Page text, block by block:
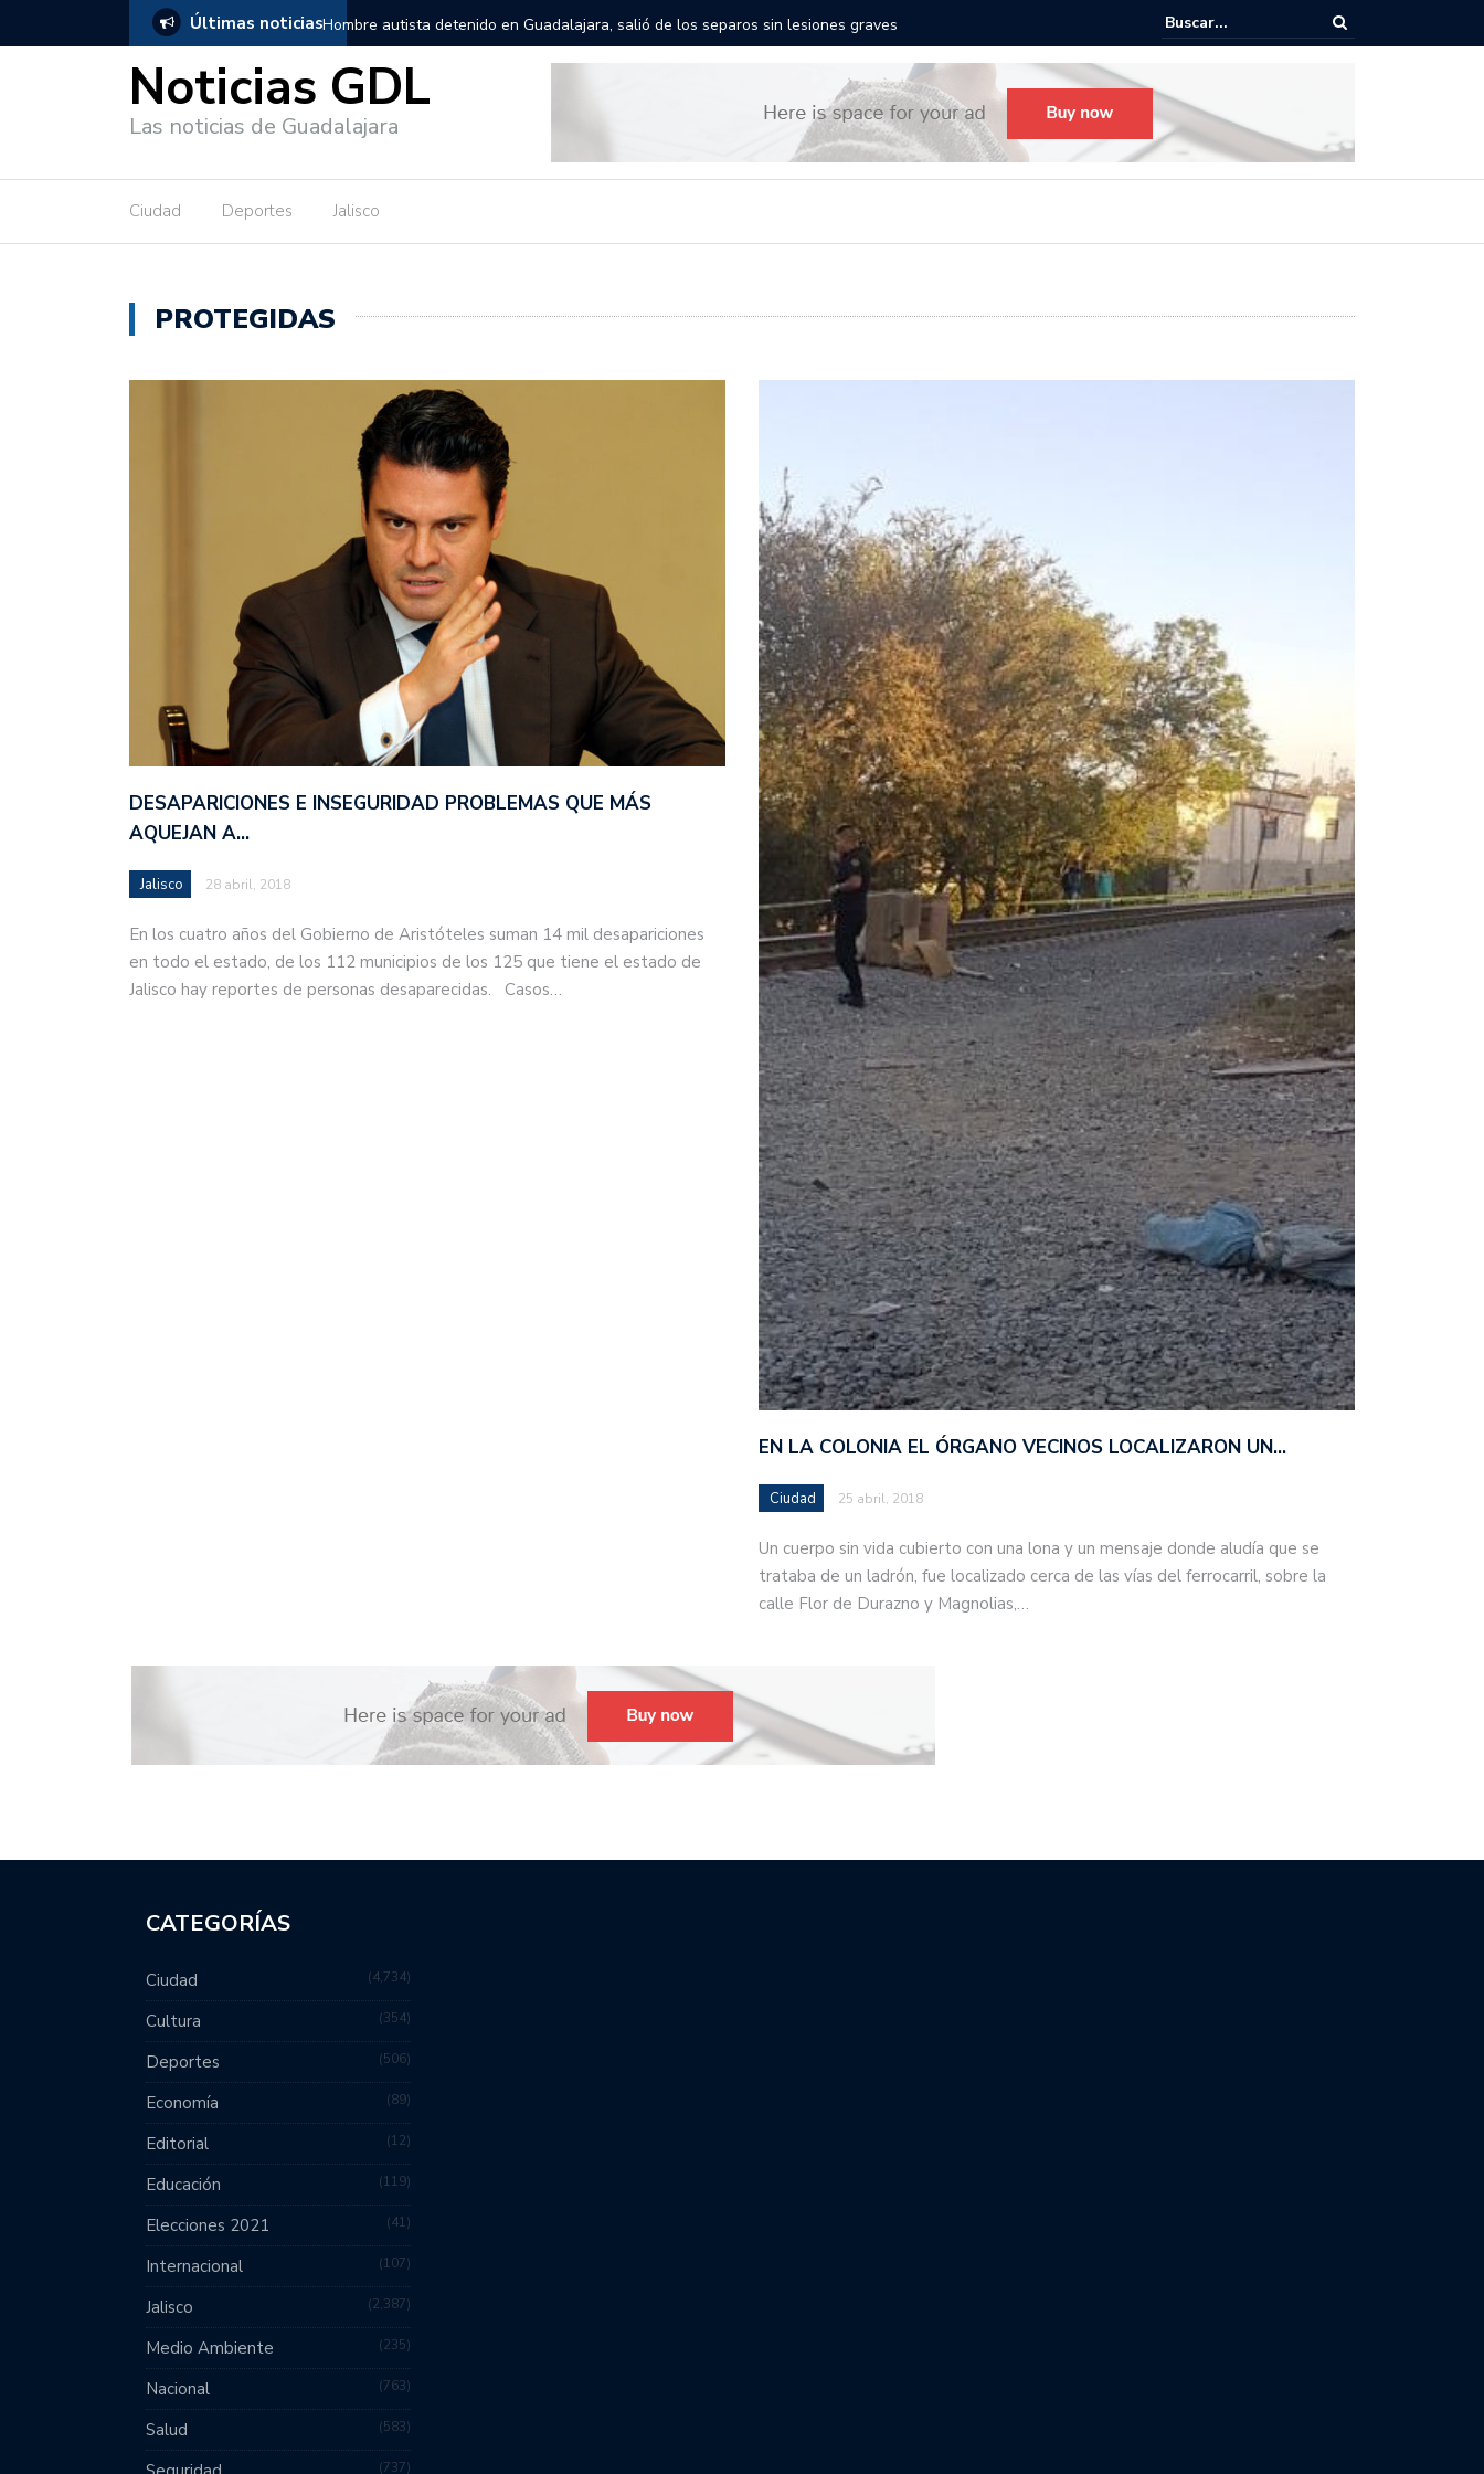
Últimas noticias
en Guadalajara, salió de los separos sin lesiones graves Títeres gigantes recorrerán las calles de Guadalajara: aparta la fecha Todo listo para el Festival Desfile Día de Muertos 2025 en
Noticias GDL
Las noticias de Guadalajara
Ciudad Deportes Jalisco
PROTEGIDAS
DESAPARICIONES E INSEGURIDAD PROBLEMAS QUE MÁS
AQUEJAN A…
Jalisco 28 abril, 2018
En los cuatro años del Gobierno de Aristóteles suman 14 mil desapariciones
en todo el estado, de los 112 municipios de los 125 que tiene el estado de
Jalisco hay reportes de personas desaparecidas. Casos…
EN LA COLONIA EL ÓRGANO VECINOS LOCALIZARON UN…
Ciudad 25 abril, 2018
Un cuerpo sin vida cubierto con una lona y un mensaje donde aludía que se
trataba de un ladrón, fue localizado cerca de las vías del ferrocarril, sobre la
calle Flor de Durazno y Magnolias,…
CATEGORÍAS
Ciudad 4,734
Cultura 354
Deportes 506
Economía 89
Editorial 12
Educación 119
Elecciones 2021 41
Internacional 107
Jalisco 2,387
Medio Ambiente 235
Nacional 763
Salud 583
737